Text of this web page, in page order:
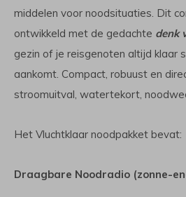
middelen voor noodsituaties. Dit
ontwikkeld met de gedachte denk
gezin of je reisgenoten altijd klaar
aankomt. Compact, robuust en
stroomuitval, watertekort,
Het Vluchtklaar noodpakket bevat:
Draagbare Noodradio (zonne-